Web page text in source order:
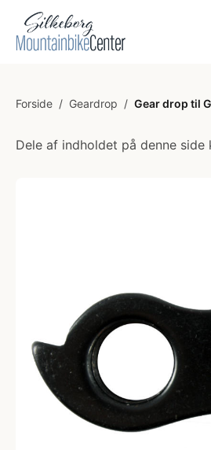
Forside / Geardrop / Gear drop til
Dele af indholdet på denne